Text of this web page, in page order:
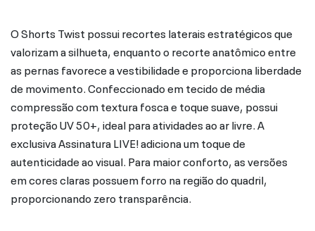
O Shorts Twist possui recortes laterais estratégicos que
valorizam a silhueta, enquanto o recorte anatômico entre
as pernas favorece a vestibilidade e proporciona liberdade
de movimento. Confeccionado em tecido de média
compressão com textura fosca e toque suave, possui
proteção UV 50+, ideal para atividades ao ar livre. A
exclusiva Assinatura LIVE! adiciona um toque de
autenticidade ao visual. Para maior conforto, as versões
em cores claras possuem forro na região do quadril,
proporcionando zero transparência.